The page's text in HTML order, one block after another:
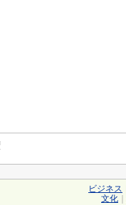
ビジネス
文化